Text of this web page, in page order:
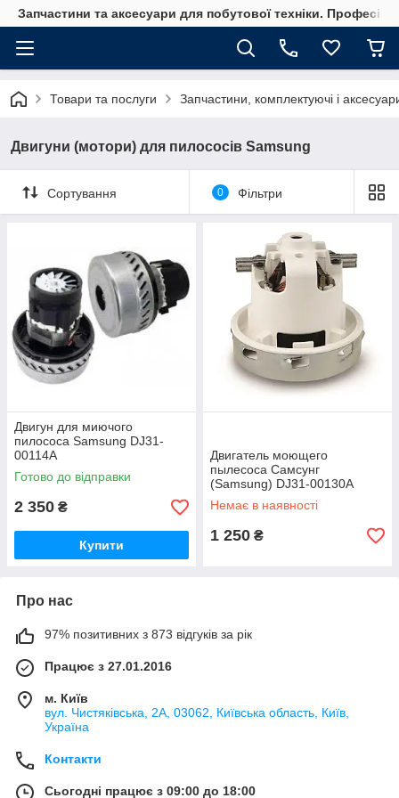
Запчастини та аксесуари для побутової техніки.
Товари та послуги Запчастини, комплектуючі і
Двигуни (мотори) для пилососів Samsung
Сортування 0 Фільтри
Двигун для миючого
пилососа Samsung DJ31-
00114A
Готово до відправки
2 350 ₴
Купити
Двигатель моющего
пылесоса Самсунг
(Samsung) DJ31-00130A
1400W
Немає в наявності
1 250 ₴
Про нас
97% позитивних з 873 відгуків за рік
Працює з 27.01.2016
м. Київ
вул. Чистяківська, 2А, 03062, Київська область, Київ,
Україна
Контакти
Сьогодні працює з 09:00 до 18:00